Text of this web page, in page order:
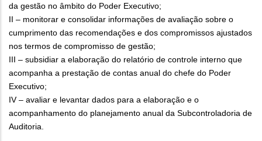
da gestão no âmbito do Poder Executivo;
II – monitorar e consolidar informações de avaliação sobre o
cumprimento das recomendações e dos compromissos ajustados
nos termos de compromisso de gestão;
III – subsidiar a elaboração do relatório de controle interno que
acompanha a prestação de contas anual do chefe do Poder
Executivo;
IV – avaliar e levantar dados para a elaboração e o
acompanhamento do planejamento anual da Subcontroladoria de
Auditoria.